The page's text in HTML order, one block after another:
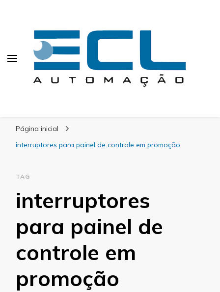
Página inicial
interruptores para painel de controle em promoção
TAG
interruptores
para painel de
controle em
promoção